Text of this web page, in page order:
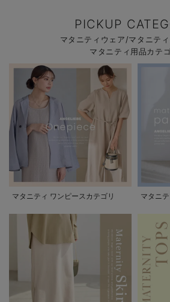
PICKUP
マタニティウェア/マタニテ
マタニティ用品カテ
マタニティ ワンピースカテゴリ マタニ